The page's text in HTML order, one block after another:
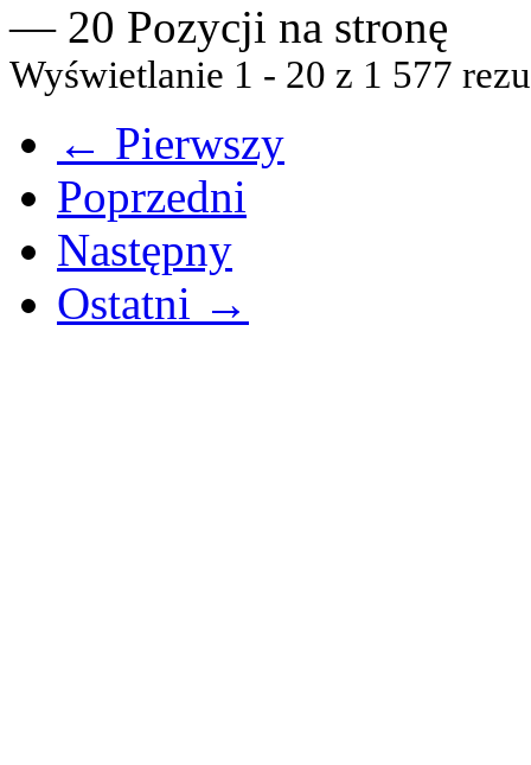
— 20 Pozycji na stronę
Wyświetlanie 1 - 20 z 1 577
← Pierwszy
Poprzedni
Następny
Ostatni →